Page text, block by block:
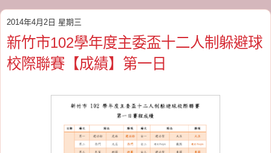
2014年4月2日 星期三
新竹市102學年度主委盃十二人制躲避球
校際聯賽【成績】第一日